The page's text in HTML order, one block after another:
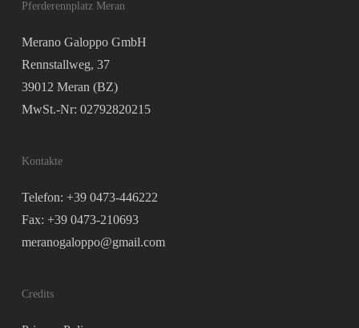
Pferderennplatz Meran
Merano Galoppo GmbH
Rennstallweg, 37
39012 Meran (BZ)
MwSt.-Nr: 02792820215
Kontakte
Telefon: +39 0473-446222
Fax: +39 0473-210693
meranogaloppo@gmail.com
Credits